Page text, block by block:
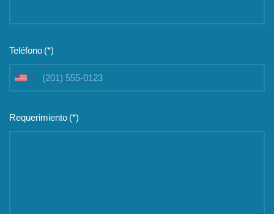
Teléfono (*)
United
Requerimiento (*)